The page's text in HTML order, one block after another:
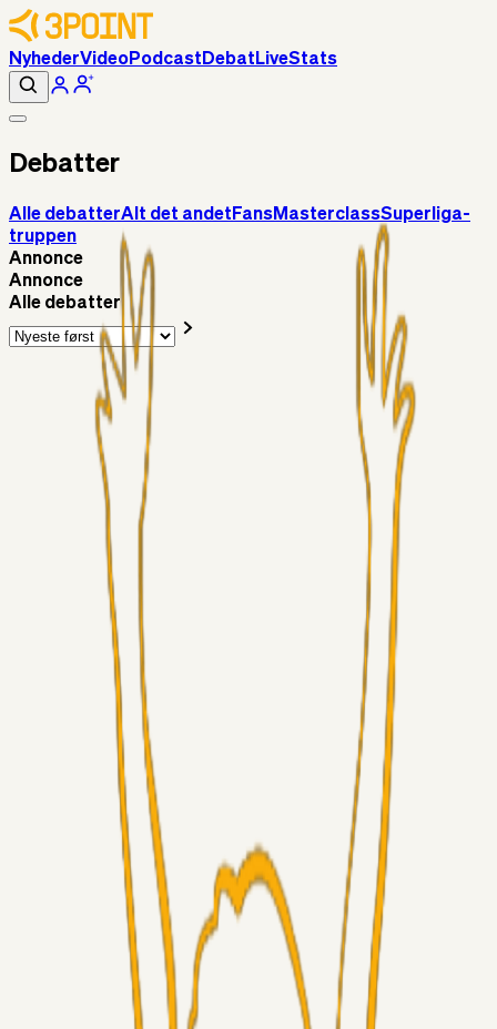
NyhederVideoPodcast Debat LiveStats
Debatter
Alle debatterAlt det andet FansMasterclassSuperliga-
truppen
Annonce
Annonce
Alle debatter
Superliga-truppen
Chrisdinho882 timer siden
Frederik Alves
Alt det andet
RasmusStephansen
Brøndby´s Nye Hold – Oprustningen Er Markant……!
Superliga-truppen
Sorteslyngel
Så gælder det Horsens
Alt det andet
3Point_Udviklere
3Point hjemmeside opdateringer - August
Chrisdinho88 06. aug. 2026
Horsens - Brøndby billet
Alt det andet
Chrisdinho88 05. aug. 2026
Bange anelser
Superliga-truppen
05. aug. 2026
Kommer Jobbe hjem?
05. aug. 2026
Brøndby-TV og u-19